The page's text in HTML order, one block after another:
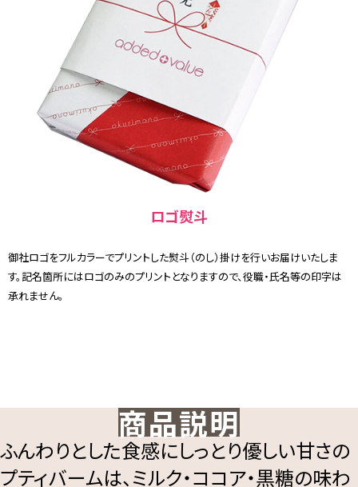
ロゴ熨斗
御社ロゴをフルカラーでプリントした熨斗（のし）掛けを行いお届けいたしま
す。記名箇所にはロゴのみのプリントとなりますので、役職・氏名等の印字は
承れません。
商品説明
ふんわりとした食感にしっとり優しい甘さの
プティバームは、ミルク・ココア・黒糖の味わ